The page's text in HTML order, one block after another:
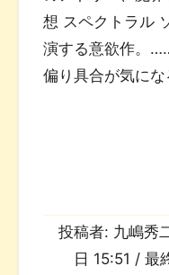
想 スペクトラル
演する意欲作。
偏り具合が気に
投稿者: 九嶋秀
日 15:51 / 最